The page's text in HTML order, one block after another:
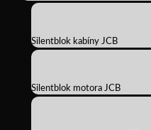
Silentblok kabíny JCB
Silentblok motora JCB